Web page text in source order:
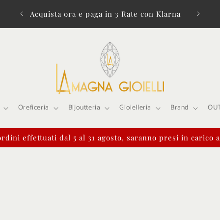
di €
Acquista ora e paga in 3 Rate con Klarna
Oreficeria Bijoutteria Gioielleria Brand
effettuati dal 5 al 31 agosto, saranno presi in carico